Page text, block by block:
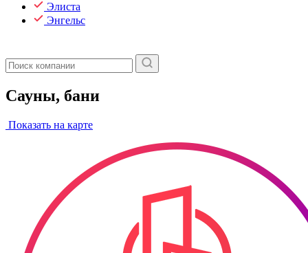
Элиста
Энгельс
Сауны, бани
Показать на карте